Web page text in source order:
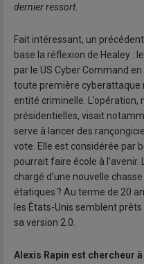
dernier ressort.
Fait intéressant, un
base la réflexion de Healey :
par le US Cyber Command
toute première cyberattaque
entité criminelle.
présidentielles, visait
serve à lancer des
vote. Elle est considérée par
pourrait faire école à
chargé d’une nouvelle
étatiques ? Au terme de 20
les États-Unis semblent
sa version 2.0.
Alexis Rapin est chercheur